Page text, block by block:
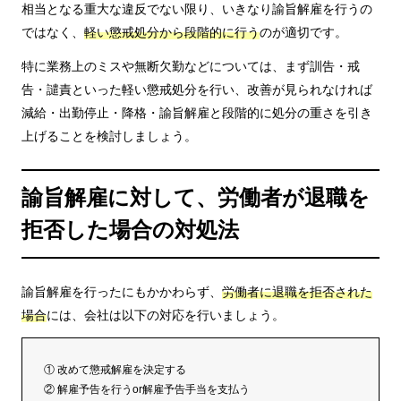
相当となる重大な違反でない限り、いきなり諭旨解雇を行うの
ではなく、 軽い懲戒処分から段階的に行うのが適切です。
特に業務上のミスや無断欠勤などについては、まず訓告・戒
告・譴責といった軽い懲戒処分を行い、改善が見られなければ
減給・出勤停止・降格・諭旨解雇と段階的に処分の重さを引き
上げることを検討しましょう。
諭旨解雇に対して、労働者が退職を
拒否した場合の対処法
諭旨解雇を行ったにもかかわらず、 労働者に退職を拒否された
場合には、会社は以下の対応を行いましょう。
① 改めて懲戒解雇を決定する
② 解雇予告を行うor解雇予告手当を支払う